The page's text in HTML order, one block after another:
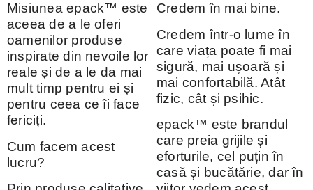
Misiunea epack™ este
aceea de a le oferi
oamenilor produse
inspirate din nevoile lor
reale și de a le da mai
mult timp pentru ei și
pentru ceea ce îi face
fericiți.
Cum facem acest
lucru?
Credem în mai bine.
Credem într-o lume în
care viața poate fi mai
sigură, mai ușoară și
mai confortabilă. Atât
fizic, cât și psihic.
epack™ este brandul
care preia grijile și
eforturile, cel puțin în
casă și bucătărie, dar în